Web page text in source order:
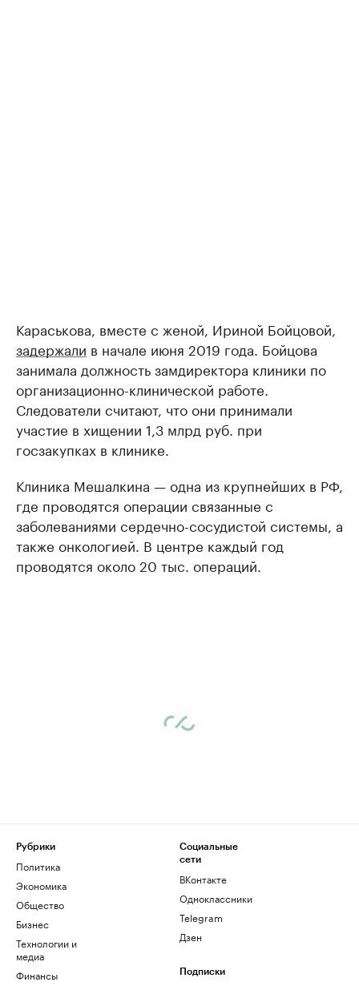
Караськова, вместе с женой, Ириной Бойцовой,
задержали в начале июня 2019 года. Бойцова
занимала должность замдиректора клиники по
организационно-клинической работе.
Следователи считают, что они принимали
участие в хищении 1,3 млрд руб. при
госзакупках в клинике.
Клиника Мешалкина — одна из крупнейших в РФ,
где проводятся операции связанные с
заболеваниями сердечно-сосудистой системы, а
также онкологией. В центре каждый год
проводятся около 20 тыс. операций.
Рубрики
Политика
Экономика
Общество
Бизнес
Технологии и
медиа
Финансы
Социальные
сети
ВКонтакте
Одноклассники
Telegram
Дзен
Подписки